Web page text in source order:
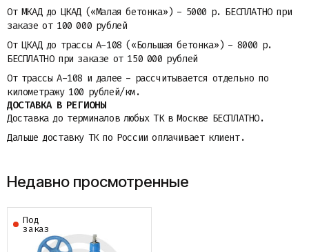
От МКАД до ЦКАД («Малая бетонка») - 5000 р. БЕСПЛАТНО при
заказе от 100 000 рублей
От ЦКАД до трассы A-108 («Большая бетонка») - 8000 р.
БЕСПЛАТНО при заказе от 150 000 рублей
От трассы A-108 и далее - рассчитывается отдельно по
километражу 100 рублей/км.
ДОСТАВКА В РЕГИОНЫ
Доставка до терминалов любых ТК в Москве БЕСПЛАТНО.
Дальше доставку ТК по России оплачивает клиент.
Недавно просмотренные
Под
заказ